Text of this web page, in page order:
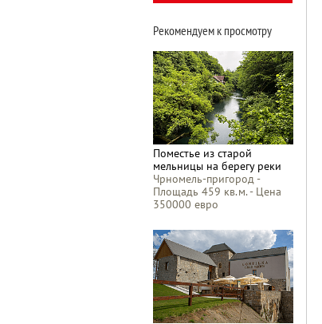
Рекомендуем к просмотру
Поместье из старой
мельницы на берегу реки
Чрномель-пригород -
Площадь 459 кв.м. - Цена
350000 евро